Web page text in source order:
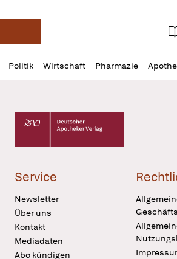
Deutsche Apotheker
Politik Wirtschaft Pharmazie
Profil
öffnen
Daz
Pur
Deutscher Apotheker Verlag Logo
Service
Newsletter
Über uns
Kontakt
Mediadaten
Abo kündigen